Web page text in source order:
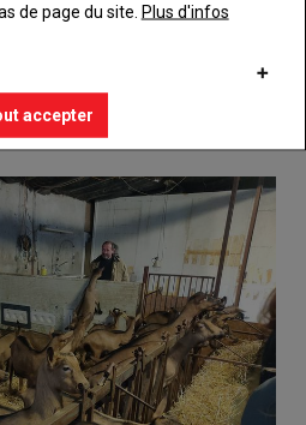
un compte
de page du site. Plus d'infos
accepter